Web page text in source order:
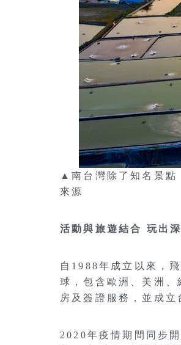
▲南台灣除了知名景
來源
活動與旅遊結合 玩出
自1988年成立以來，
球，包含歐洲、美洲
房及簽證服務，並成立
2020年疫情期間同步